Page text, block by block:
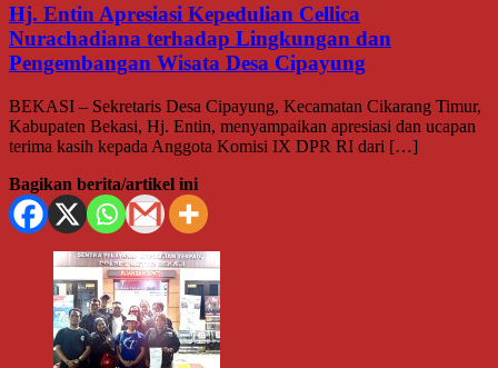
Hj. Entin Apresiasi Kepedulian Cellica
Nurachadiana terhadap Lingkungan dan
Pengembangan Wisata Desa Cipayung
BEKASI – Sekretaris Desa Cipayung, Kecamatan Cikarang Timur,
Kabupaten Bekasi, Hj. Entin, menyampaikan apresiasi dan ucapan
terima kasih kepada Anggota Komisi IX DPR RI dari […]
Bagikan berita/artikel ini